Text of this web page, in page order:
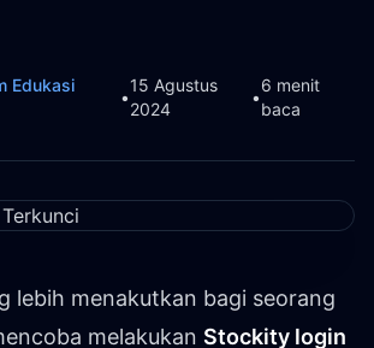
Edukasi
•
15 Agustus
2024
•
6 menit
baca
lebih menakutkan bagi seorang
melakukan Stockity login